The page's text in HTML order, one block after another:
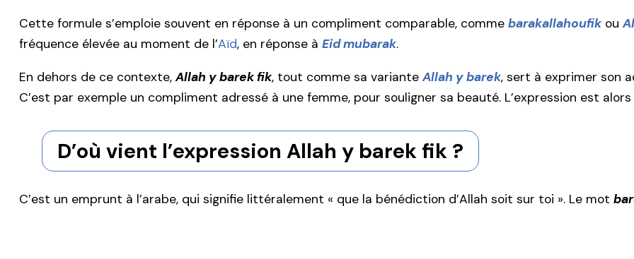
Cette formule s’emploie souvent en réponse à un compliment comparable, comme barakallahoufik ou
fréquence élevée au moment de l’Aïd, en réponse à Eid mubarak.
En dehors de ce contexte,Allah y barek fik, tout comme sa varianteAllah y barek, sert à exprimer son
C’est par exemple un compliment adressé à une femme, pour souligner sa beauté. L’expression est
D’où vient l’expression Allah y barek fik ?
C’est un emprunt à l’arabe, qui signifie littéralement « que la bénédiction d’Allah soit sur toi ». Le mot